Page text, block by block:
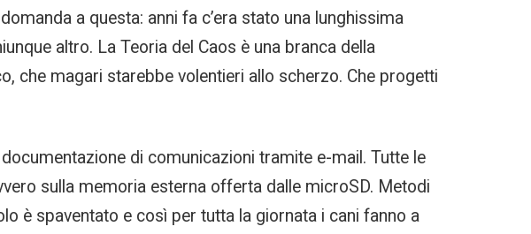
a questa: anni fa c’era stato una lunghissima
altro. La Teoria del Caos è una branca della
che magari starebbe volentieri allo scherzo. Che progetti
di comunicazioni tramite e-mail. Tutte le
sulla memoria esterna offerta dalle microSD. Metodi
è spaventato e così per tutta la giornata i cani fanno a